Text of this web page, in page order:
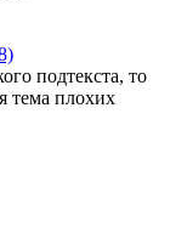
подтекста, то
тема плохих